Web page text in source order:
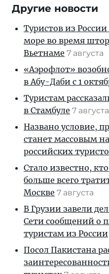
Другие новости
Туристов из
море во время
Вьетнаме 7 августа
«Аэрофлот»
в Абу-Даби с 1
Туристам
в Стамбуле 7 августа
Названо условие,
станет массовым
российских
Стало известно,
больше всего
Москве 7 августа
В Грузии завели
Сети сообщений о
туристам из России
Посол Пакистана